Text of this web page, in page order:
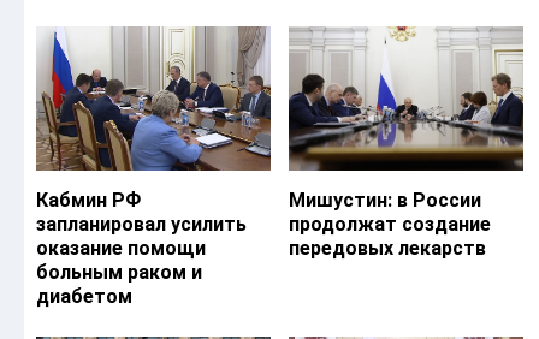
Кабмин РФ
запланировал усилить
оказание помощи
больным раком и
диабетом
Мишустин: в России
продолжат создание
передовых лекарств